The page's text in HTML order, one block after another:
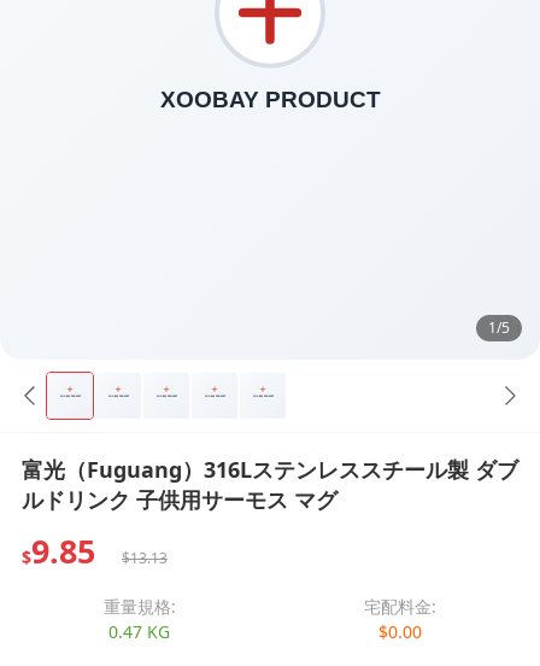
1/5
富光（Fuguang）316Lステンレススチール製 ダブ
ルドリンク 子供用サーモス マグ
$9.85 $13.13
重量規格:
0.47 KG
宅配料金:
$0.00